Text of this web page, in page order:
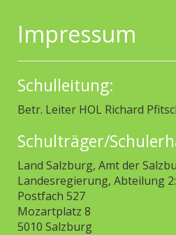
Impressum
Schulleitung:
Betr. Leiter HOL Richard
Schulträger/
Land Salzburg, Amt der
Landesregierung, Abteilung
Postfach 527
Mozartplatz 8
5010 Salzburg